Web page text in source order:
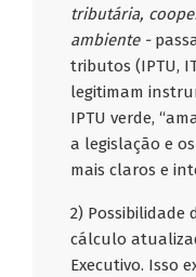
tributária,
ambiente -
tributos (IPTU,
legitimam
IPTU verde,
a legislação e
mais claros e
2) Possibilidade
cálculo
Executivo. Isso